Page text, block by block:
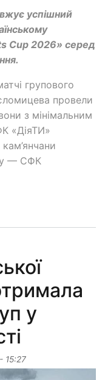
успішний
Cup 2026» серед
групового
провели
з мінімальним
«ДіяТИ»
— СФК
у
15:27